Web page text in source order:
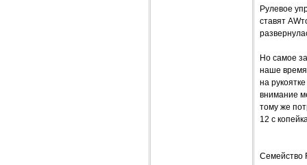
Рулевое
ставят
Но самое
наше
на
внимание
тому же
12 с
Семейство